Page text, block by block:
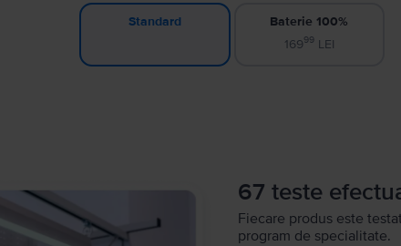
Standard
Baterie 100%
16999LEI
67 teste
Fiecare produs este
program de specialitate.